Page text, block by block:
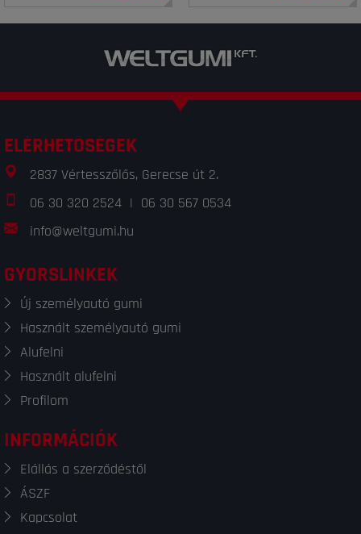
ELÉRHETŐSÉGEK
2837 Vértesszőlős, Gerecse út 2.
06 30 320 2524 | 06 30 567 0534
info@weltgumi.hu
GYORSLINKEK
Új személyautó gumi
Használt személyautó gumi
Alufelni
Használt alufelni
Profilom
INFORMÁCIÓK
Elállás a szerződéstől
ÁSZF
Kapcsolat